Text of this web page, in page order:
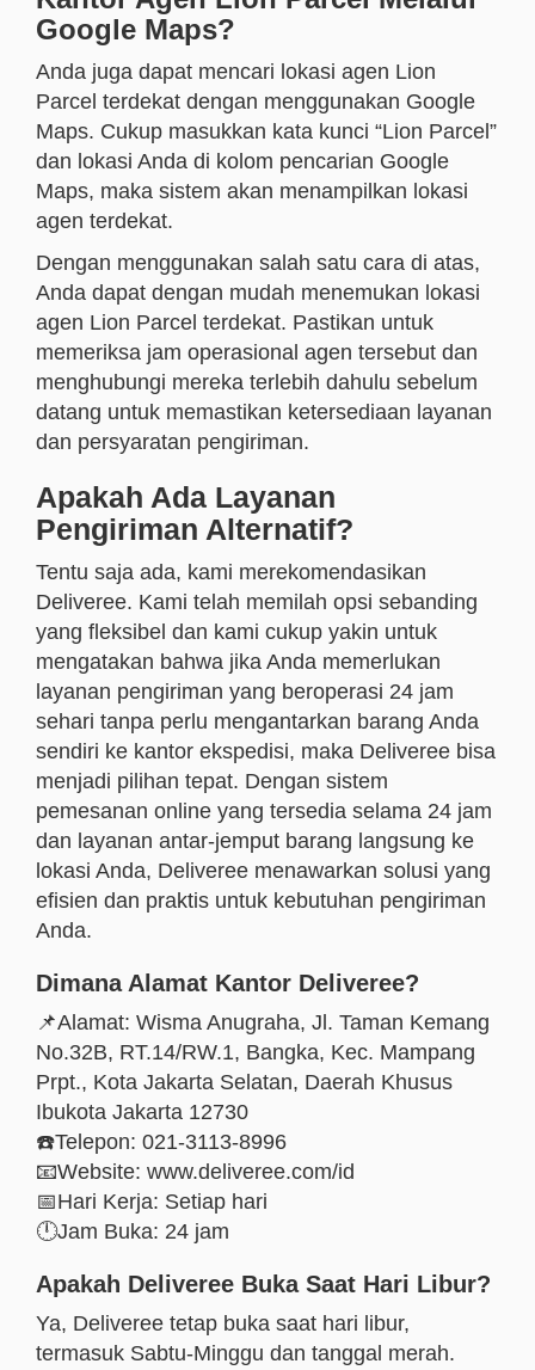
Google Maps?
Anda juga dapat mencari lokasi agen Lion
Parcel terdekat dengan menggunakan Google
Maps. Cukup masukkan kata kunci “Lion Parcel”
dan lokasi Anda di kolom pencarian Google
Maps, maka sistem akan menampilkan lokasi
agen terdekat.
Dengan menggunakan salah satu cara di atas,
Anda dapat dengan mudah menemukan lokasi
agen Lion Parcel terdekat. Pastikan untuk
memeriksa jam operasional agen tersebut dan
menghubungi mereka terlebih dahulu sebelum
datang untuk memastikan ketersediaan layanan
dan persyaratan pengiriman.
Apakah Ada Layanan
Pengiriman Alternatif?
Tentu saja ada, kami merekomendasikan
Deliveree. Kami telah memilah opsi sebanding
yang fleksibel dan kami cukup yakin untuk
mengatakan bahwa jika Anda memerlukan
layanan pengiriman yang beroperasi 24 jam
sehari tanpa perlu mengantarkan barang Anda
sendiri ke kantor ekspedisi, maka Deliveree bisa
menjadi pilihan tepat. Dengan sistem
pemesanan online yang tersedia selama 24 jam
dan layanan antar-jemput barang langsung ke
lokasi Anda, Deliveree menawarkan solusi yang
efisien dan praktis untuk kebutuhan pengiriman
Anda.
Dimana Alamat Kantor Deliveree?
📌Alamat: Wisma Anugraha, Jl. Taman Kemang
No.32B, RT.14/RW.1, Bangka, Kec. Mampang
Prpt., Kota Jakarta Selatan, Daerah Khusus
Ibukota Jakarta 12730
☎️Telepon: 021-3113-8996
📧Website: www.deliveree.com/id
📅Hari Kerja: Setiap hari
🕛Jam Buka: 24 jam
Apakah Deliveree Buka Saat Hari Libur?
Ya, Deliveree tetap buka saat hari libur,
termasuk Sabtu-Minggu dan tanggal merah.